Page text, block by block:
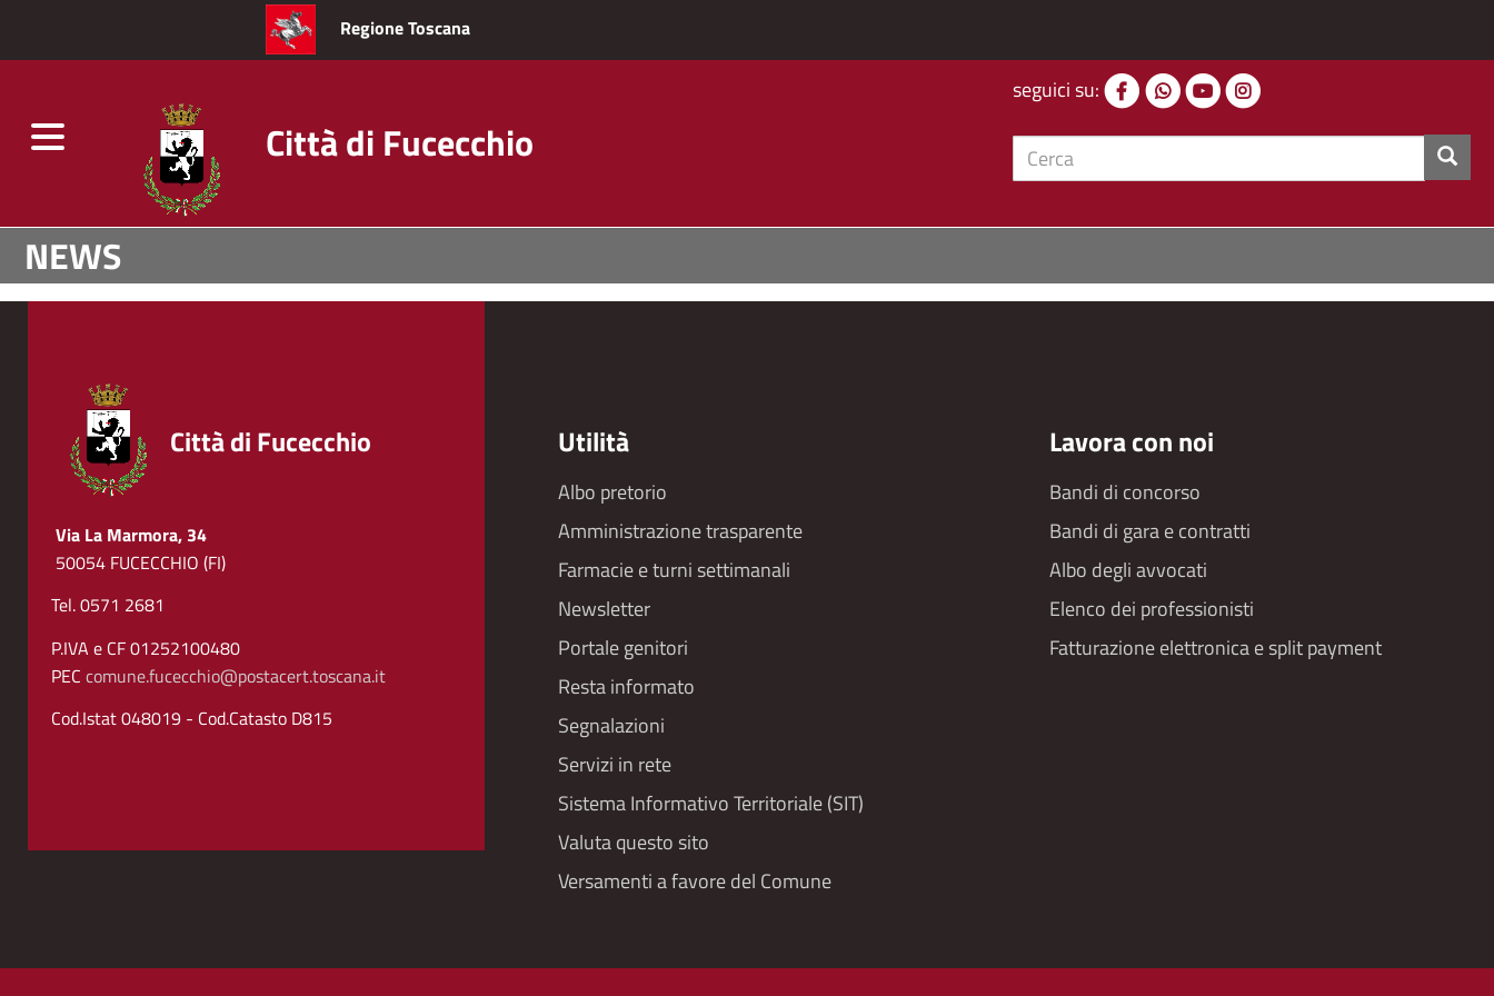
Salta
contenuto
NEWS
Regione Toscana
Toggle
Città di Fucecchio
seguici su:
cerca
Città di Fucecchio
Via La Marmora, 34
50054 FUCECCHIO (FI)
Tel. 0571 2681
P.IVA e CF 01252100480
PEC comune.fucecchio@postacert.toscana.it
Cod.Istat 048019 - Cod.Catasto D815
Utilità
Footer
menu
Albo pretorio
Amministrazione trasparente
Farmacie e turni settimanali
Newsletter
Portale genitori
Resta informato
Segnalazioni
Servizi in rete
Sistema Informativo Territoriale (SIT)
Valuta questo sito
Versamenti a favore del Comune
Lavora con noi
Bandi di concorso
Bandi di gara e contratti
Albo degli avvocati
Elenco dei professionisti
Fatturazione elettronica e split payment